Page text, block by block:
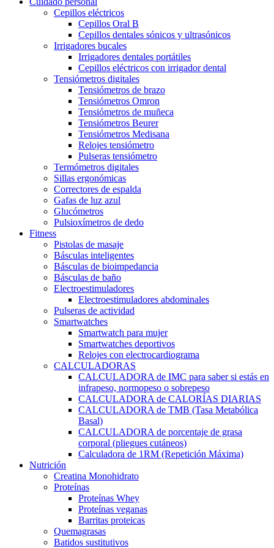
Cepillos eléctricos
Cepillos Oral B
Cepillos dentales sónicos y ultrasónicos
Irrigadores bucales
Irrigadores dentales portátiles
Cepillos eléctricos con irrigador dental
Tensiómetros digitales
Tensiómetros de brazo
Tensiómetros Omron
Tensiómetros de muñeca
Tensiómetros Beurer
Tensiómetros Medisana
Relojes tensiómetro
Pulseras tensiómetro
Termómetros digitales
Sillas ergonómicas
Correctores de espalda
Gafas de luz azul
Glucómetros
Pulsioxímetros de dedo
Fitness
Pistolas de masaje
Básculas inteligentes
Básculas de bioimpedancia
Básculas de baño
Electroestimuladores
Electroestimuladores abdominales
Pulseras de actividad
Smartwatches
Smartwatch para mujer
Smartwatches deportivos
Relojes con electrocardiograma
CALCULADORAS
CALCULADORA de IMC para saber si estás en
infrapeso, normopeso o sobrepeso
CALCULADORA de CALORÍAS DIARIAS
CALCULADORA de TMB (Tasa Metabólica
Basal)
CALCULADORA de porcentaje de grasa
corporal (pliegues cutáneos)
Calculadora de 1RM (Repetición Máxima)
Nutrición
Creatina Monohidrato
Proteínas
Proteínas Whey
Proteínas veganas
Barritas proteicas
Quemagrasas
Batidos sustitutivos